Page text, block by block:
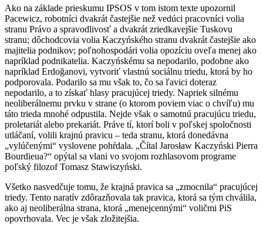
Ako na základe prieskumu IPSOS v tom istom texte upozornil
Pacewicz, robotníci dvakrát častejšie než vedúci pracovníci volia
stranu Právo a spravodlivosť a dvakrát zriedkavejšie Tuskovu
stranu; dôchodcovia volia Kaczyńského stranu dvakrát častejšie ako
majitelia podnikov; poľnohospodári volia opozíciu oveľa menej ako
napríklad podnikatelia. Kaczyńskému sa nepodarilo, podobne ako
napríklad Erdoğanovi, vytvoriť vlastnú sociálnu triedu, ktorá by ho
podporovala. Podarilo sa mu však to, čo sa ľavici doteraz
nepodarilo, a to získať hlasy pracujúcej triedy. Napriek silnému
neoliberálnemu prvku v strane (o ktorom poviem viac o chvíľu) mu
táto trieda mnohé odpustila. Nejde však o samotnú pracujúcu triedu,
proletariát alebo prekariát. Práve tí, ktorí boli v poľskej spoločnosti
utláčaní, volili krajnú pravicu – teda stranu, ktorá donedávna
„vylúčenými“ vyslovene pohŕdala. „Čítal Jarosław Kaczyński Pierra
Bourdieua?“ opýtal sa vlani vo svojom rozhlasovom programe
poľský filozof Tomasz Stawiszyński.
Všetko nasvedčuje tomu, že krajná pravica sa „zmocnila“ pracujúcej
triedy. Tento naratív zdôrazňovala tak pravica, ktorá sa tým chválila,
ako aj neoliberálna strana, ktorá „menejcennými“ voličmi PiS
opovrhovala. Vec je však zložitejšia.